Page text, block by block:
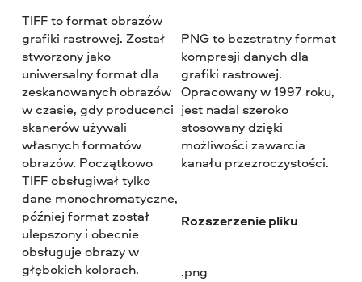
TIFF to format obrazów
grafiki rastrowej. Został
stworzony jako
uniwersalny format dla
zeskanowanych obrazów
w czasie, gdy producenci
skanerów używali
własnych formatów
obrazów. Początkowo
TIFF obsługiwał tylko
dane monochromatyczne,
później format został
ulepszony i obecnie
obsługuje obrazy w
głębokich kolorach.
PNG to bezstratny format
kompresji danych dla
grafiki rastrowej.
Opracowany w 1997 roku,
jest nadal szeroko
stosowany dzięki
możliwości zawarcia
kanału przezroczystości.
Rozszerzenie pliku
.png